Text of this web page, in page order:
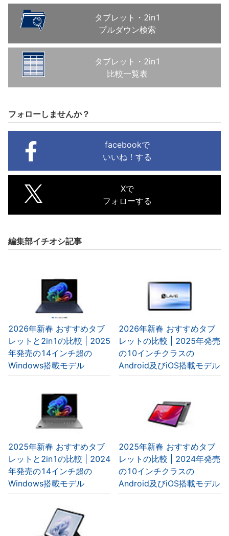
タブレット・2in1
プルダウン検索
タブレット・2in1
比較一覧表
フォローしませんか？
facebookで
いいね！する
Xで
フォローする
編集部イチオシ記事
2026年新春 おすすめタブ
レットと2in1の比較 | 2025
年発売の14インチ超の
Windows搭載モデル
2026年新春 おすすめタブ
レットの比較 | 2025年発売
の10インチクラスの
Android及びiOS搭載モデル
2025年新春 おすすめタブ
レットと2in1の比較 | 2024
年発売の14インチ超の
Windows搭載モデル
2025年新春 おすすめタブ
レットの比較 | 2024年発売
の10インチクラスの
Android及びiOS搭載モデル